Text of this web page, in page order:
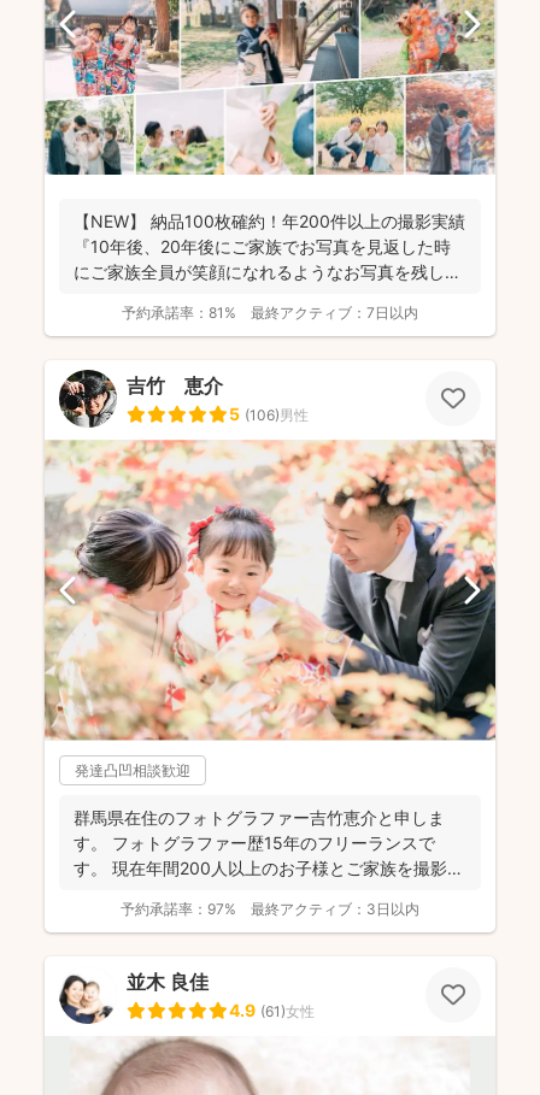
【NEW】 納品100枚確約！年200件以上の撮影実績
『10年後、20年後にご家族でお写真を見返した時
にご家族全員が笑顔になれるようなお写真を残し
予約承諾率： 81% 最終アクティブ： 7日以内
吉竹 恵介
5 (106)男性
発達凸凹相談歓迎
群馬県在住のフォトグラファー吉竹恵介と申しま
す。 フォトグラファー歴15年のフリーランスで
す。 現在年間200人以上のお子様とご家族を撮影し
予約承諾率： 97% 最終アクティブ： 3日以内
並木 良佳
4.9 (61)女性